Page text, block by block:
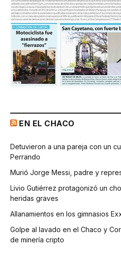
EN EL CHACO
Detuvieron a una pareja con un
Perrando
Murió Jorge Messi, padre y
Livio Gutiérrez protagonizó un
heridas graves
Allanamientos en los gimnasios
Golpe al lavado en el Chaco y
de minería cripto